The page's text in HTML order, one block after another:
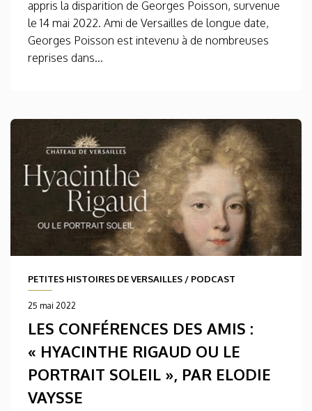
appris la disparition de Georges Poisson, survenue
le 14 mai 2022. Ami de Versailles de longue date,
Georges Poisson est intevenu à de nombreuses
reprises dans...
PETITES HISTOIRES DE VERSAILLES / PODCAST
25 mai 2022
LES CONFÉRENCES DES AMIS :
« HYACINTHE RIGAUD OU LE
PORTRAIT SOLEIL », PAR ELODIE
VAYSSE